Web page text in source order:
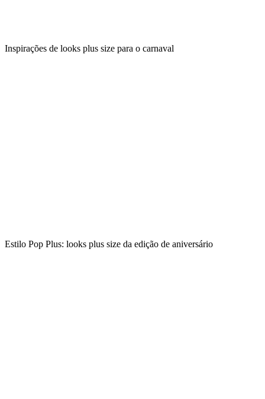
Inspirações de looks plus size para o carnaval
Estilo Pop Plus: looks plus size da edição de aniversário